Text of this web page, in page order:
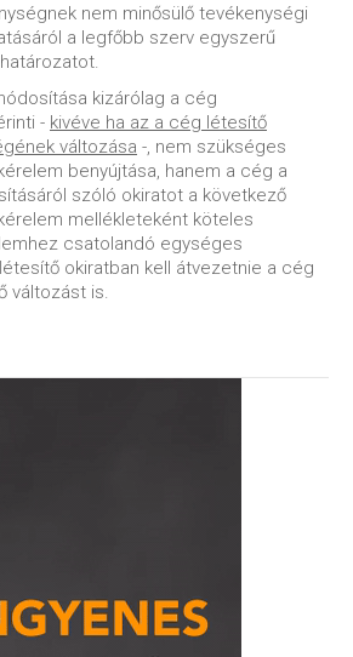
nem minősülő tevékenységi
a legfőbb szerv egyszerű
kizárólag a cég
- kivéve ha az a cég létesítő
változása -, nem szükséges
benyújtása, hanem a cég a
szóló okiratot a következő
mellékleteként köteles
csatolandó egységes
okiratban kell átvezetnie a cég
változást is.